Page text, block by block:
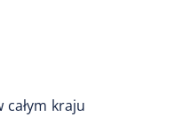
kraju